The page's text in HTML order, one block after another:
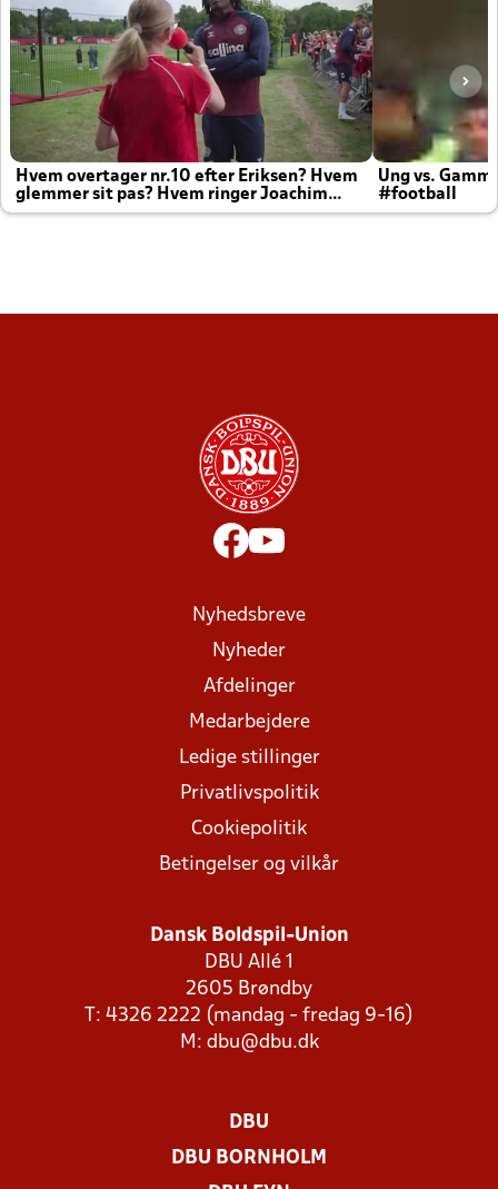
Hvem overtager nr.10 efter Eriksen? Hvem
glemmer sit pas? Hvem ringer Joachim
altid til efter kampe?
Ung vs.
#football
Nyhedsbreve
Nyheder
Afdelinger
Medarbejdere
Ledige stillinger
Privatlivspolitik
Cookiepolitik
Betingelser og vilkår
Dansk Boldspil-Union
DBU Allé 1
2605 Brøndby
T: 4326 2222 (mandag - fredag 9-16)
M: dbu@dbu.dk
DBU
DBU BORNHOLM